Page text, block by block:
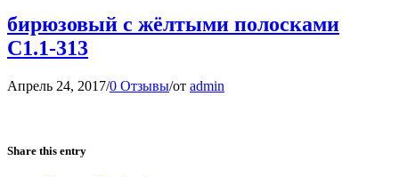
бирюзовый с жёлтыми полосками
С1.1-313
Апрель 24, 2017/0 Отзывы/от admin
Share this entry